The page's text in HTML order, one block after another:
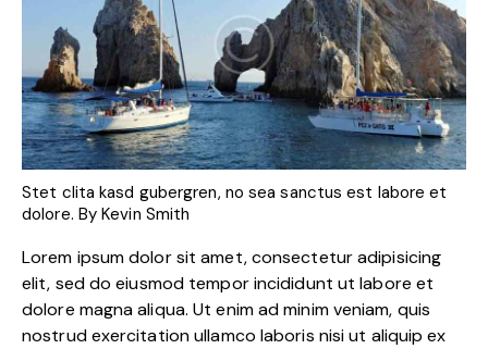
Stet clita kasd gubergren, no sea sanctus est labore et
dolore. ByKevin Smith
Lorem ipsum dolor sit amet, consectetur adipisicing
elit, sed do eiusmod tempor incididunt ut labore et
dolore magna aliqua. Ut enim ad minim veniam, quis
nostrud exercitation ullamco laboris nisi ut aliquip ex